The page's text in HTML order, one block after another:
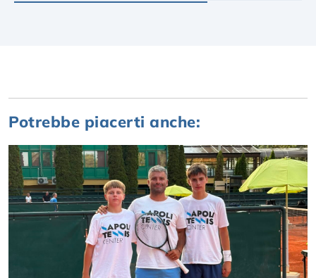
Potrebbe piacerti anche: